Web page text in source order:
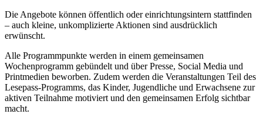
Die Angebote können öffentlich oder einrichtungsintern stattfinden
– auch kleine, unkomplizierte Aktionen sind ausdrücklich
erwünscht.
Alle Programmpunkte werden in einem gemeinsamen
Wochenprogramm gebündelt und über Presse, Social Media und
Printmedien beworben. Zudem werden die Veranstaltungen Teil des
Lesepass-Programms, das Kinder, Jugendliche und Erwachsene zur
aktiven Teilnahme motiviert und den gemeinsamen Erfolg sichtbar
macht.